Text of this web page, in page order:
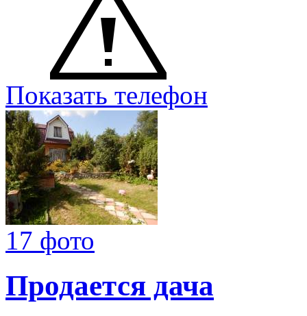
Показать телефон
17 фото
Продается дача